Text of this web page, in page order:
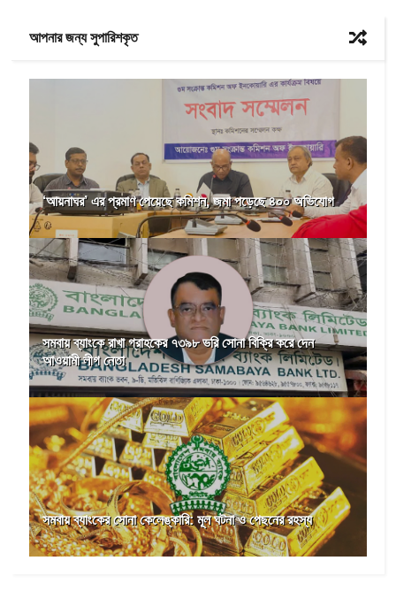
আপনার জন্য সুপারিশকৃত
‘আয়নাঘর’ এর প্রমাণ পেয়েছে কমিশন, জমা পড়েছে ৪০০ অভিযোগ
সমবায় ব্যাংকে রাখা গ্রাহকের ৭৩৯৮ ভরি সোনা বিক্রি করে দেন
আওয়ামী লীগ নেতা
সমবায় ব্যাংকের সোনা কেলেঙ্কারি: মূল ঘটনা ও পেছনের রহস্য